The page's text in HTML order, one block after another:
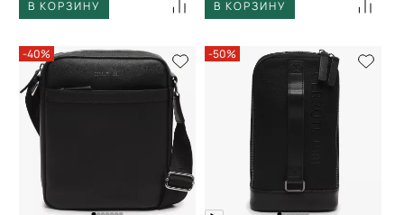
В КОРЗИНУ
В КОРЗИНУ
-40% -50%